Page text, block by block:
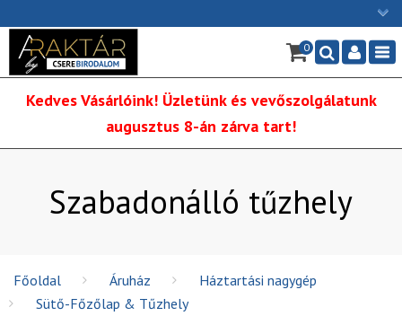
Ügyfélszolgálat: H-P: 9:00 - 16:00
06/1 255-2211
info@cserebirodalom.hu
×
0
Kedves Vásárlóink! Üzletünk és vevőszolgálatunk
augusztus 8-án zárva tart!
Szabadonálló tűzhely
Főoldal Áruház
Háztartási nagygép
Sütő-Főzőlap & Tűzhely